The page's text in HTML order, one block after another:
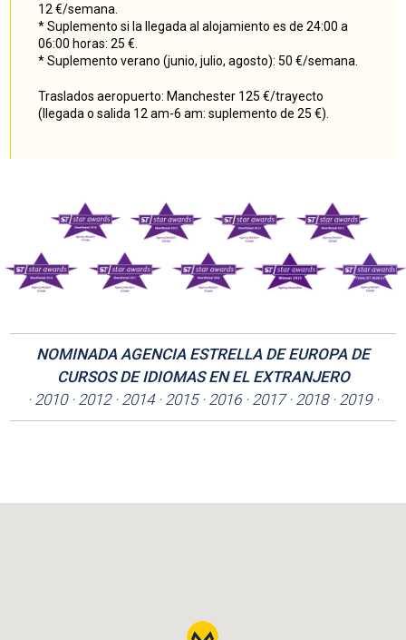
12 €/semana.
* Suplemento si la llegada al alojamiento es de 24:00 a
06:00 horas: 25 €.
* Suplemento verano (junio, julio, agosto): 50 €/semana.
Traslados aeropuerto: Manchester 125 €/trayecto
(llegada o salida 12 am-6 am: suplemento de 25 €).
NOMINADA AGENCIA ESTRELLA DE EUROPA DE
CURSOS DE IDIOMAS EN EL EXTRANJERO
· 2010 · 2012 · 2014 · 2015 · 2016 · 2017 · 2018 · 2019 ·